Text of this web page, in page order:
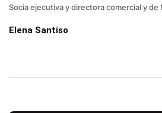
Socia ejecutiva y directora comercial y de
Elena Santiso